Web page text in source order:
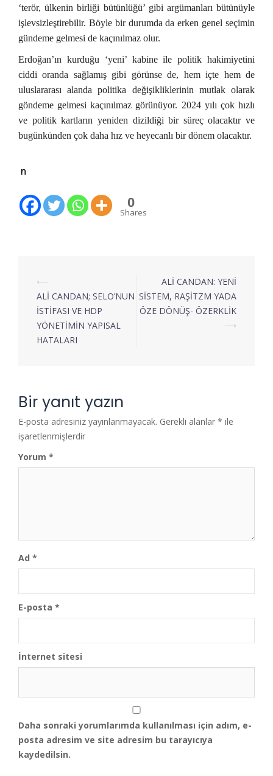
‘terör, ülkenin birliği bütünlüğü’ gibi argümanları bütünüyle
işlevsizleştirebilir. Böyle bir durumda da erken genel seçimin
gündeme gelmesi de kaçınılmaz olur.
Erdoğan’ın kurduğu ‘yeni’ kabine ile politik hakimiyetini
ciddi oranda sağlamış gibi görünse de, hem içte hem de
uluslararası alanda politika değişikliklerinin mutlak olarak
göndeme gelmesi kaçınılmaz görünüyor. 2024 yılı çok hızlı
ve politik kartların yeniden dizildiği bir süreç olacaktır ve
bugünkünden çok daha hız ve heyecanlı bir dönem olacaktır.
n
0
Shares
⟵
ALİ CANDAN; SELO’NUN
İSTİFASI VE HDP
YÖNETİMİN YAPISAL
HATALARI
ALİ CANDAN: YENİ
SİSTEM, RAŞİTZM YADA
ÖZE DÖNÜŞ- ÖZERKLİK
⟶
Bir yanıt yazın
E-posta adresiniz yayınlanmayacak. Gerekli alanlar * ile
işaretlenmişlerdir
Yorum *
Ad *
E-posta *
İnternet sitesi
Daha sonraki yorumlarımda kullanılması için adım, e-
posta adresim ve site adresim bu tarayıcıya
kaydedilsin.